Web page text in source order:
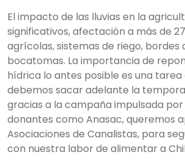
El impacto de las lluvias en la
significativos, afectación a más de
agrícolas, sistemas de riego, bordes
bocatomas. La importancia de
hídrica lo antes posible es una
debemos sacar adelante la
gracias a la campaña impulsada por
donantes como Anasac, queremos
Asociaciones de Canalistas, para
con nuestra labor de alimentar a